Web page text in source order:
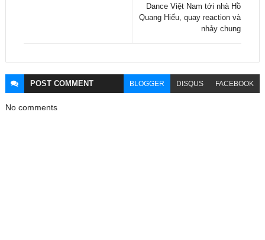
Dance Việt Nam tới nhà Hồ
Quang Hiếu, quay reaction và
nhảy chung
POST COMMENT BLOGGER DISQUS FACEBOOK
No comments